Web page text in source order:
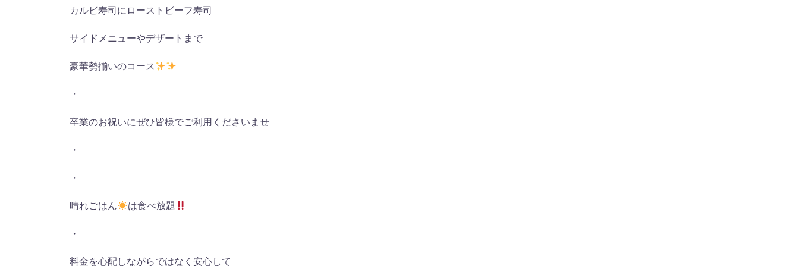
カルビ寿司にローストビーフ寿司
サイドメニューやデザートまで
豪華勢揃いのコース
・
卒業のお祝いにぜひ皆様でご利用くださいませ
・
・
晴れごはん は食べ放題
・
料金を心配しながらではなく安心して